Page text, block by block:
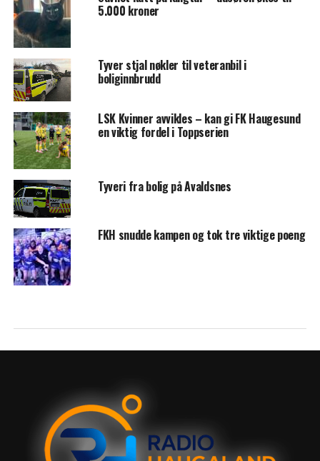
5.000 kroner
Tyver stjal nøkler til veteranbil i
boliginnbrudd
LSK Kvinner avvikles – kan gi FK Haugesund
en viktig fordel i Toppserien
Tyveri fra bolig på Avaldsnes
FKH snudde kampen og tok tre viktige poeng